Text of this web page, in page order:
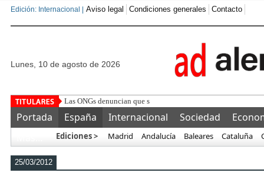
Edición: Internacional | Aviso legal Condiciones generales Contacto
lunes, 10 de agosto de 2026
Las ONGs denuncian que son los padres los que animan a los
Portada España Internacional Sociedad
Ediciones > Madrid Andalucía Baleares Cataluña
25/03/2012